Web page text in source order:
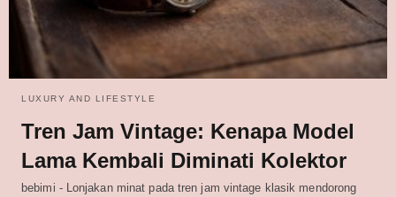
LUXURY AND LIFESTYLE
Tren Jam Vintage: Kenapa Model
Lama Kembali Diminati Kolektor
bebimi - Lonjakan minat pada tren jam vintage klasik mendorong